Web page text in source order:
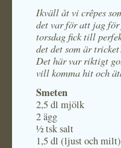
Ikväll åt vi crêpes
det var för att jag för
torsdag fick till
det det som är
Det här var riktigt
vill komma hit och
Smeten
2,5 dl mjölk
2 ägg
½ tsk salt
1,5 dl (ljust och